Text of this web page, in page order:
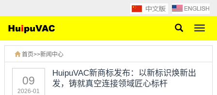
网
导
首页>>新闻中心
09
2026-01
HuipuVAC新商标发布：以新标识焕新出
发，铸就真空连接领域匠心标杆